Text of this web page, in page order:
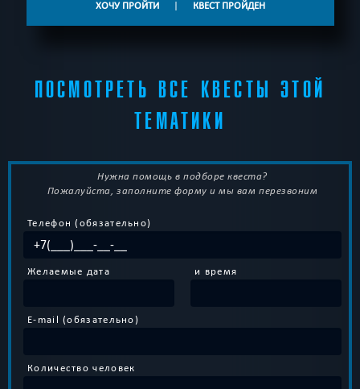
ХОЧУ ПРОЙТИ | КВЕСТ ПРОЙДЕН
ПОСМОТРЕТЬ ВСЕ КВЕСТЫ ЭТОЙ
ТЕМАТИКИ
Нужна помощь в подборе квеста?
Пожалуйста, заполните форму и мы вам перезвоним
Телефон (обязательно)
Желаемые дата и время
E-mail (обязательно)
Количество человек